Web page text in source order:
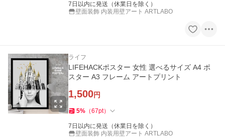
7日以内に発送（休業日を除く）
壁面装飾 内装用壁アート ARTLABO
ライフ
LIFEHACKポスター 女性 選べるサイズ A4 ポ
スター A3 フレーム アートプリント
1,500円
5% （67pt）
7日以内に発送（休業日を除く）
壁面装飾 内装用壁アート ARTLABO